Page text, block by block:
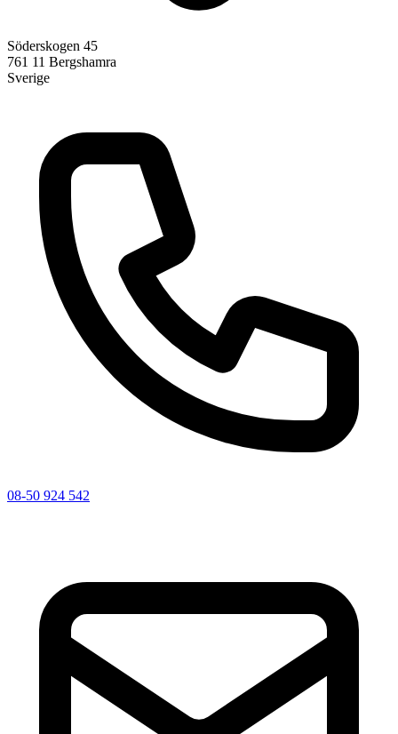
Söderskogen 45
761 11 Bergshamra
Sverige
08-50 924 542